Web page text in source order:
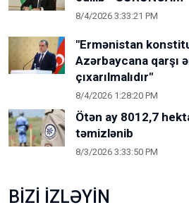
8/4/2026 3:33:21 PM
"Ermənistan
Azərbaycana qarşı
çıxarılmalıdır"
8/4/2026 1:28:20 PM
Ötən ay 8012,7
təmizlənib
8/3/2026 3:33:50 PM
BİZİ İZLƏYİN